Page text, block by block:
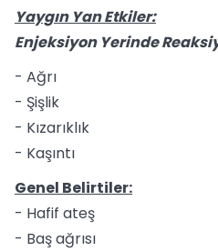
Yaygın Yan Etkiler:
Enjeksiyon Yerinde
- Ağrı
- Şişlik
- Kızarıklık
- Kaşıntı
Genel Belirtiler:
- Hafif ateş
- Baş ağrısı